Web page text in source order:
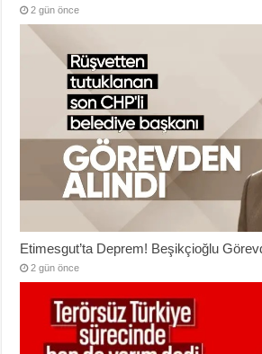
2 gün önce
Etimesgut’ta Deprem! Beşikçioğlu
2 gün önce